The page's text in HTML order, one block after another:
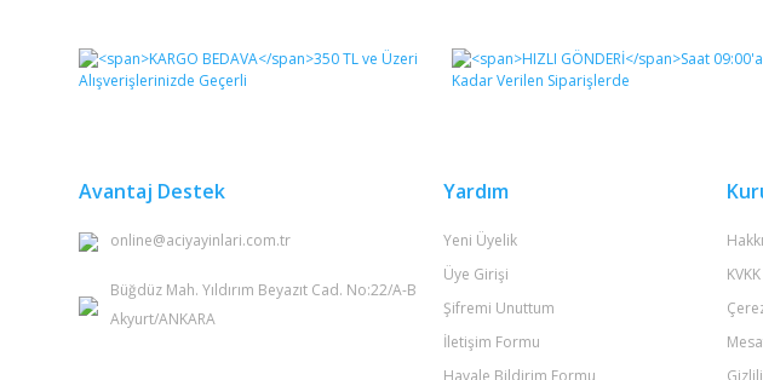
Avantaj Destek
online@aciyayinlari.com.tr
Büğdüz Mah. Yıldırım Beyazıt Cad. No:22/A-B
Akyurt/ANKARA
Yardım
Yeni Üyelik
Üye Girişi
Şifremi Unuttum
İletişim Formu
Havale Bildirim Formu